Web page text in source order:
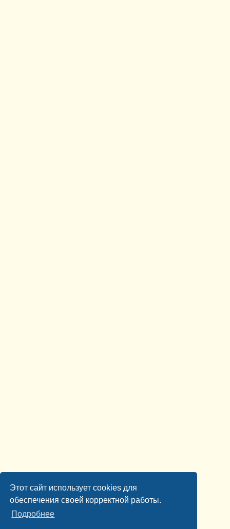
Этот сайт использует cookies для
обеспечения своей корректной работы.
Подробнее